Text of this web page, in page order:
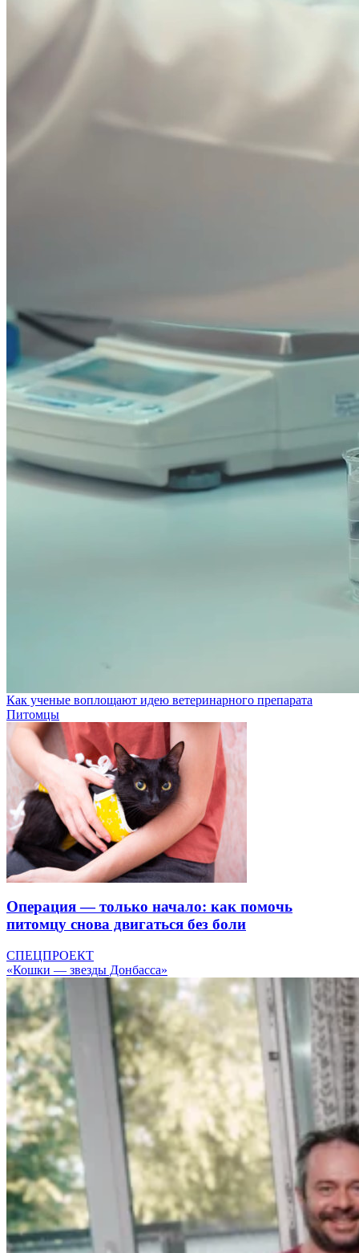
Как ученые воплощают идею ветеринарного препарата
Питомцы
Операция — только начало: как помочь
питомцу снова двигаться без боли
СПЕЦПРОЕКТ
«Кошки — звезды Донбасса»